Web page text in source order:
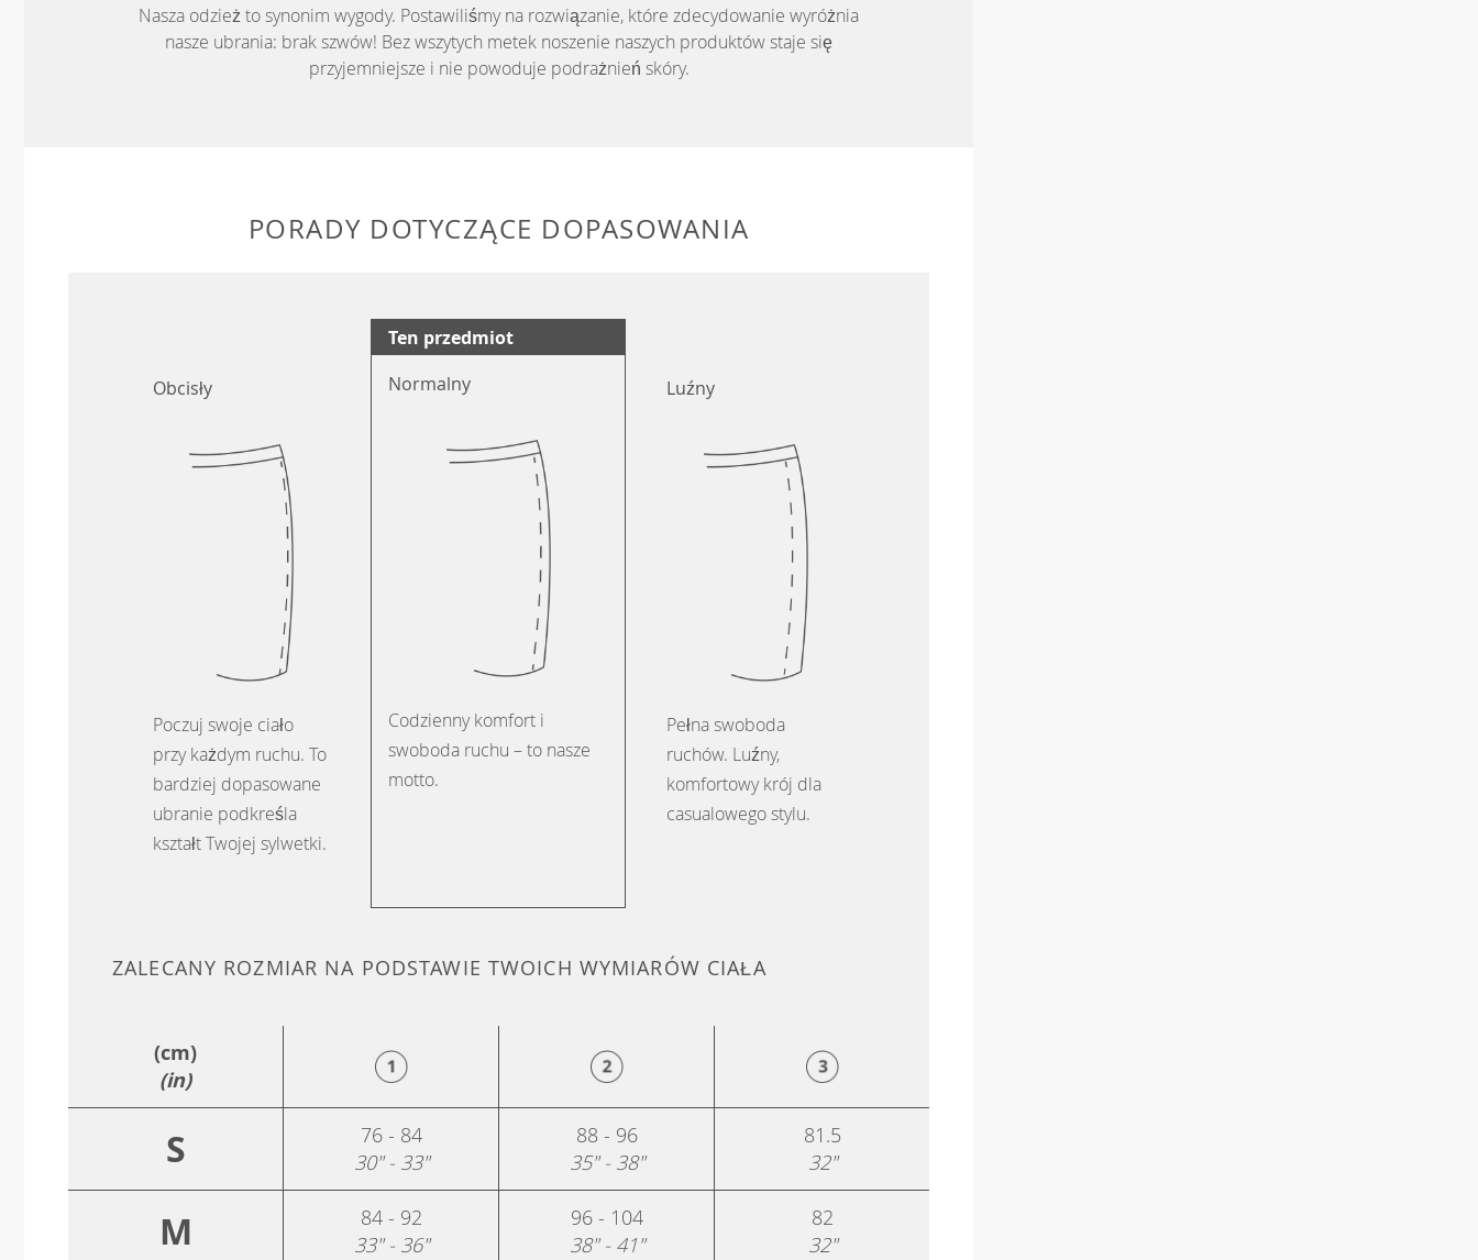
Nasza odzież to synonim wygody. Postawiliśmy na rozwiązanie, które zdecydowanie wyróżnia
nasze ubrania: brak szwów! Bez wszytych metek noszenie naszych produktów staje się
przyjemniejsze i nie powoduje podrażnień skóry.
PORADY DOTYCZĄCE DOPASOWANIA
Obcisły
Poczuj swoje ciało
przy każdym ruchu. To
bardziej dopasowane
ubranie podkreśla
kształt Twojej sylwetki.
Ten przedmiot
Normalny
Codzienny komfort i
swoboda ruchu – to nasze
motto.
Luźny
Pełna swoboda
ruchów. Luźny,
komfortowy krój dla
casualowego stylu.
ZALECANY ROZMIAR NA PODSTAWIE TWOICH WYMIARÓW CIAŁA
(cm)
(in)
S
76 - 84
30" - 33"
88 - 96
35" - 38"
81.5
32"
M
84 - 92
33" - 36"
96 - 104
38" - 41"
82
32"